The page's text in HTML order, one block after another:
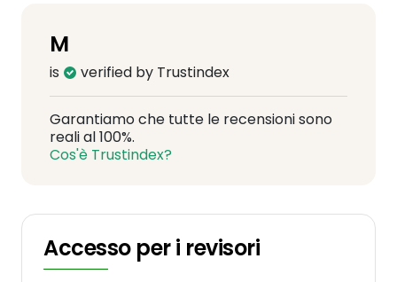
M
is verified by Trustindex
Garantiamo che tutte le recensioni sono
reali al 100%.
Cos'è Trustindex?
Accesso per i revisori